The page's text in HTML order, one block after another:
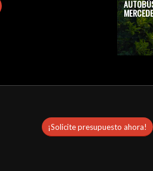
¡Solicite presupuesto ahora!